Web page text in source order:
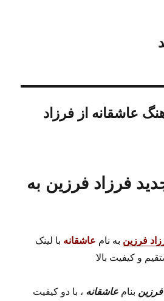
عاشقانه از فرزاد
فرزاد فرزین به
فرزین به نام عاشقانه با لینک
و کیفیت بالا
فرزین بنام عاشقانه ، با دو کیفیت